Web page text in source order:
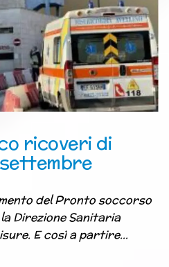
ricoveri di
del Pronto soccorso
Direzione Sanitaria
E così a partire…